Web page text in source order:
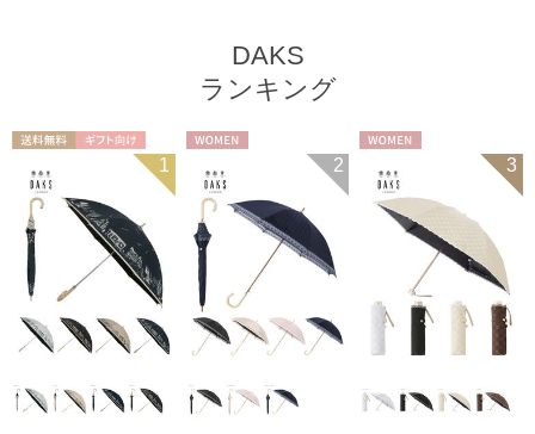
DAKS
ランキング
ギフト向け
WOMEN
1 2 3